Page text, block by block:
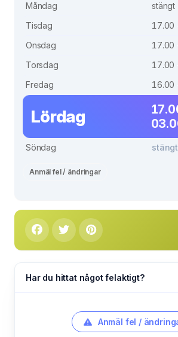
Måndag
stängt
Tisdag
17.00
Onsdag
17.00
Torsdag
17.00
Fredag
16.00
Lördag
Söndag stängt
Anmäl fel / ändringar
Har du hittat något felaktigt?
Anmäl fel /